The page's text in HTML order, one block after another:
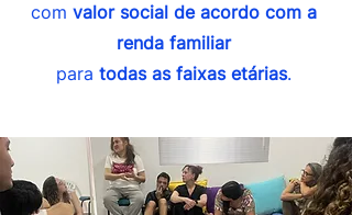
com valor social de acordo com a
renda familiar
para todas as faixas etárias.